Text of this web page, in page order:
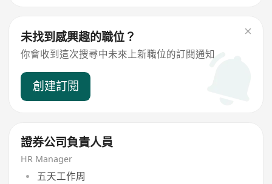
未找到感興趣的職位？
你會收到這次搜尋中未來上新職位的訂閱通知
創建訂閱
證券公司負責人員
HR Manager
五天工作周